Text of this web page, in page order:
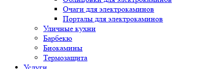
Очаги для электрокаминов
Порталы для электрокаминов
Уличные кухни
Барбекю
Биокамины
Термозащита